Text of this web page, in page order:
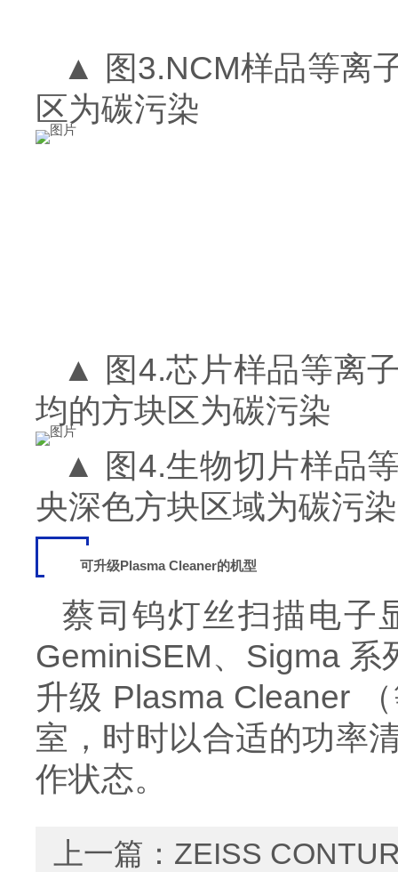
▲ 图3.NCM样品等离
区为碳污染
▲ 图4.芯片样品等离
均的方块区为碳污染
▲ 图4.生物切片样品
央深色方块区域为碳污染
可升级Plasma Cleaner的机型
蔡司钨灯丝扫描电子
GeminiSEM、Sigma
升级 Plasma Cleaner
室，时时以合适的功率
作状态。
上一篇： ZEISS